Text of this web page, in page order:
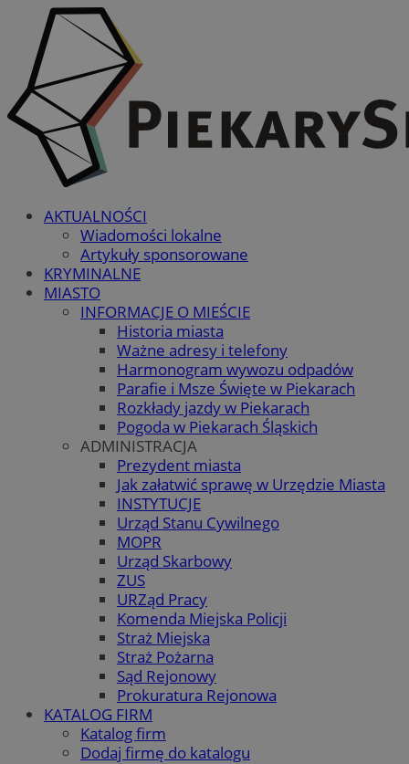
AKTUALNOŚCI
Wiadomości lokalne
Artykuły sponsorowane
KRYMINALNE
MIASTO
INFORMACJE O MIEŚCIE
Historia miasta
Ważne adresy i telefony
Harmonogram wywozu odpadów
Parafie i Msze Święte w Piekarach
Rozkłady jazdy w Piekarach
Pogoda w Piekarach Śląskich
ADMINISTRACJA
Prezydent miasta
Jak załatwić sprawę w Urzędzie Miasta
INSTYTUCJE
Urząd Stanu Cywilnego
MOPR
Urząd Skarbowy
ZUS
URZąd Pracy
Komenda Miejska Policji
Straż Miejska
Straż Pożarna
Sąd Rejonowy
Prokuratura Rejonowa
KATALOG FIRM
Katalog firm
Dodaj firmę do katalogu